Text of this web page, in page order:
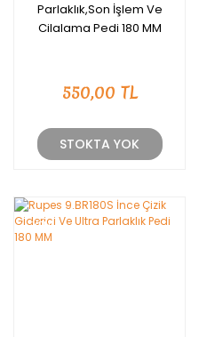
Parlaklık,Son İşlem Ve
Cilalama Pedi 180 MM
550,00 TL
STOKTA YOK
YENİ